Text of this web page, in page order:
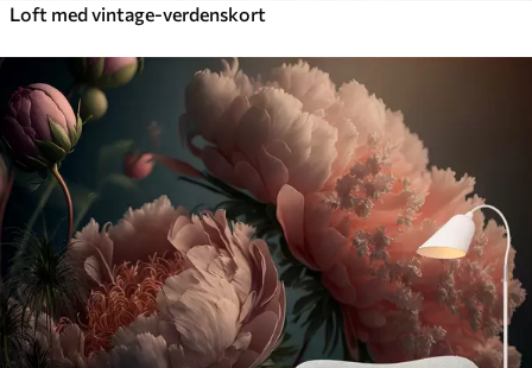
Loft med vintage-verdenskort